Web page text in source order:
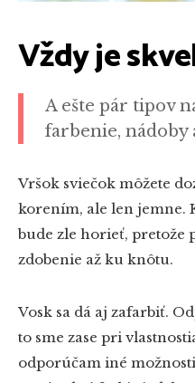
Vždy je
A ešte pár tipov
farbenie, nádoby
Vršok sviečok môžete
korením, ale len jemne.
bude zle horieť, pretože
zdobenie až ku knôtu.
Vosk sa dá aj zafarbiť.
to sme zase pri
odporúčam iné